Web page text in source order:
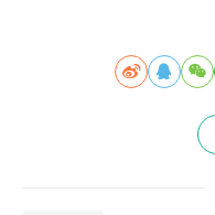
  